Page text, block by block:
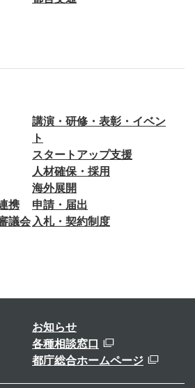
講演・研修・表彰・イベン
ト
スタートアップ支援
人材確保・採用
海外展開
携
申請・届出
議会 入札・契約制度
お知らせ
各種相談窓口
都庁総合ホームページ